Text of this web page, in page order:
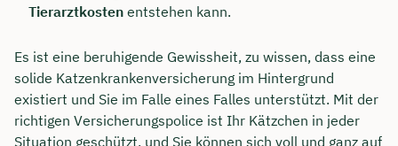
Tierarztkosten entstehen kann.
Es ist eine beruhigende Gewissheit, zu wissen, dass eine
solide Katzenkrankenversicherung im Hintergrund
existiert und Sie im Falle eines Falles unterstützt. Mit der
richtigen Versicherungspolice ist Ihr Kätzchen in jeder
Situation geschützt, und Sie können sich voll und ganz auf